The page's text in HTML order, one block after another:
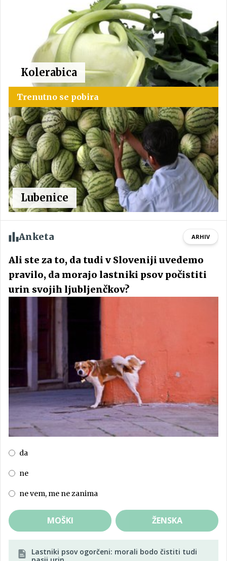
Kolerabica
Trenutno se pobira
Lubenice
Anketa ARHIV
Ali ste za to, da tudi v Sloveniji uvedemo
pravilo, da morajo lastniki psov počistiti
urin svojih ljubljenčkov?
da
ne
ne vem, me ne zanima
MOŠKI ŽENSKA
Lastniki psov ogorčeni: morali bodo čistiti tudi